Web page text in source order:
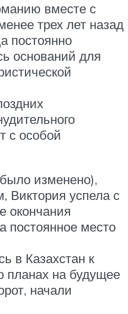
вместе с
трех лет назад
постоянно
оснований для
с особой
изменено),
Виктория успела с
окончания
постоянное место
в Казахстан к
планах на будущее
начали